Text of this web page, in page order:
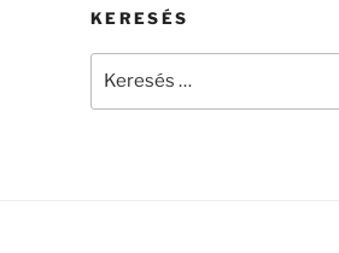
KERESÉS